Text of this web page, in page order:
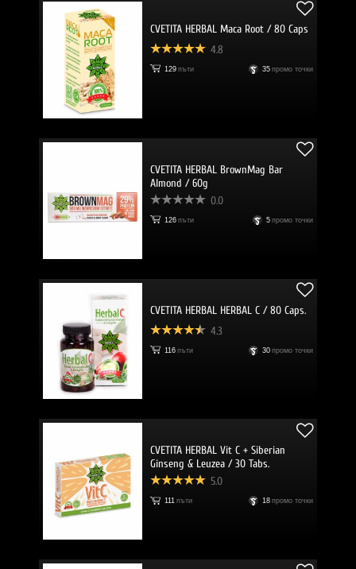
CVETITA HERBAL Maca Root / 80 Caps
4.8
129 пъти 35 промо точки
CVETITA HERBAL BrownMag Bar
Almond / 60g
0.0
126 пъти 5 промо точки
CVETITA HERBAL HERBAL C / 80 Caps.
4.3
116 пъти 30 промо точки
CVETITA HERBAL Vit C + Siberian
Ginseng & Leuzea / 30 Tabs.
5.0
111 пъти 18 промо точки